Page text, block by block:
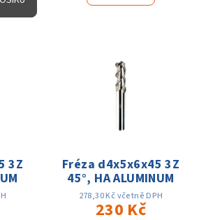
3Z
Fréza d4x5x6x45 3Z
45°, HA ALUMINUM
278,30 Kč včetně DPH
230 Kč